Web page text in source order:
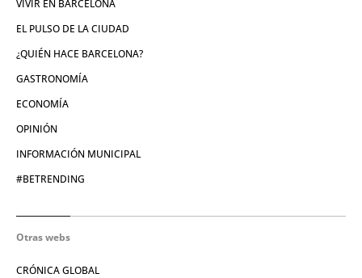
VIVIR EN BARCELONA
EL PULSO DE LA CIUDAD
¿QUIÉN HACE BARCELONA?
GASTRONOMÍA
ECONOMÍA
OPINIÓN
INFORMACIÓN MUNICIPAL
#BETRENDING
Otras webs
CRÓNICA GLOBAL